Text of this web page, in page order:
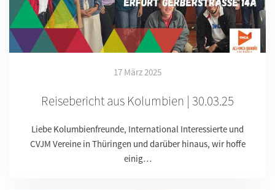
17 März 2025
Reisebericht aus Kolumbien | 30.03.25
Liebe Kolumbienfreunde, International Interessierte und
CVJM Vereine in Thüringen und darüber hinaus, wir hoffe
einig…